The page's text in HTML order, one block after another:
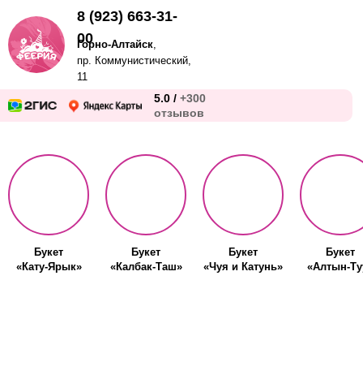
5.0 / +300
отзывов
Горно-Алтайск,
пр. Коммунистический,
11
8 (923) 663-31-
00
Букет
«Кату-Ярык»
Букет
«Калбак-Таш»
Букет
«Чуя и Катунь»
Букет
«Алтын-